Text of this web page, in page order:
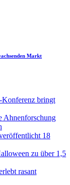
Markt
Konferenz bringt
Ahnenforschung
18
zu über 1,5
rasant